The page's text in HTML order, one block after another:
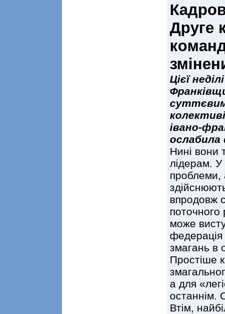
Друге
Цієї
івано-
ослабила
Нині вони
лідерам. У
проблеми,
впродовж
поточного
може
змагань в
Простіше
а для
останнім.
Втім,